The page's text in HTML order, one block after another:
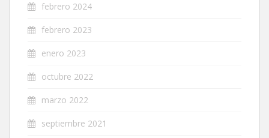
febrero 2024
febrero 2023
enero 2023
octubre 2022
marzo 2022
septiembre 2021